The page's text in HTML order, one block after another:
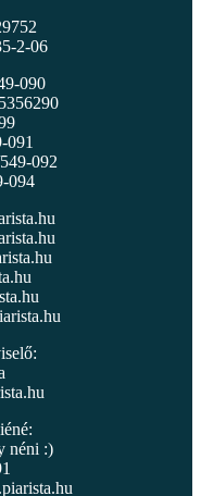
2-06
090
091
092
094
néni :)